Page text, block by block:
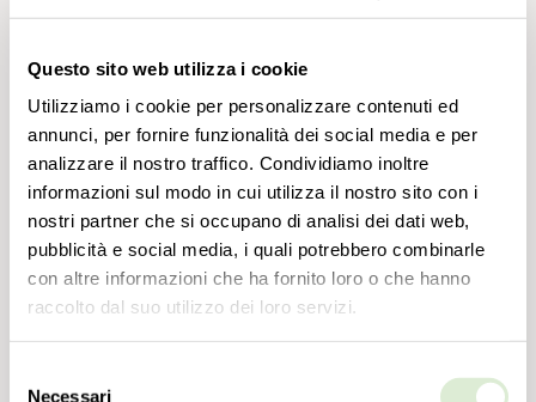
Questo sito web utilizza i cookie
Utilizziamo i cookie per personalizzare contenuti ed
annunci, per fornire funzionalità dei social media e per
analizzare il nostro traffico. Condividiamo inoltre
informazioni sul modo in cui utilizza il nostro sito con i
nostri partner che si occupano di analisi dei dati web,
pubblicità e social media, i quali potrebbero combinarle
con altre informazioni che ha fornito loro o che hanno
raccolto dal suo utilizzo dei loro servizi.
Necessari
индивидуальной атмосферы, превращая каждую
но и в ощущение чистой и абсолютной роскоши.
Со страстью и точностью наши мастера создают
лампы, которые являются настоящими
произведениями искусства венецианского
хрусталя: формы стекла вступают в диалог со
светом, создавая отражения и узоры, которые
улучшают поверхности и преображают
повседневные ритуалы.